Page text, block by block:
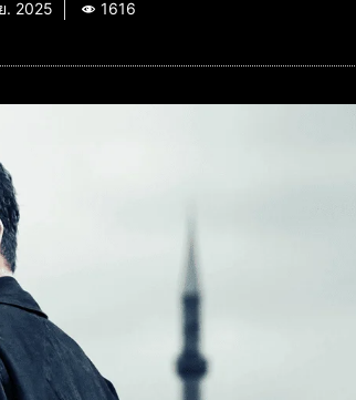
. 2025 1616